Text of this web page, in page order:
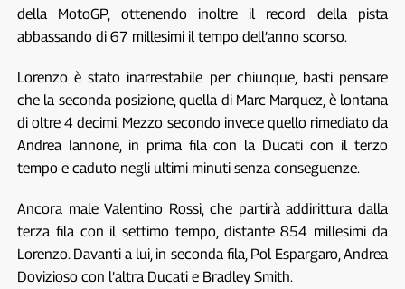
della MotoGP, ottenendo inoltre il record della pista
abbassando di 67 millesimi il tempo dell’anno scorso.
Lorenzo è stato inarrestabile per chiunque, basti pensare
che la seconda posizione, quella di Marc Marquez, è lontana
di oltre 4 decimi. Mezzo secondo invece quello rimediato da
Andrea Iannone, in prima fila con la Ducati con il terzo
tempo e caduto negli ultimi minuti senza conseguenze.
Ancora male Valentino Rossi, che partirà addirittura dalla
terza fila con il settimo tempo, distante 854 millesimi da
Lorenzo. Davanti a lui, in seconda fila, Pol Espargaro, Andrea
Dovizioso con l’altra Ducati e Bradley Smith.